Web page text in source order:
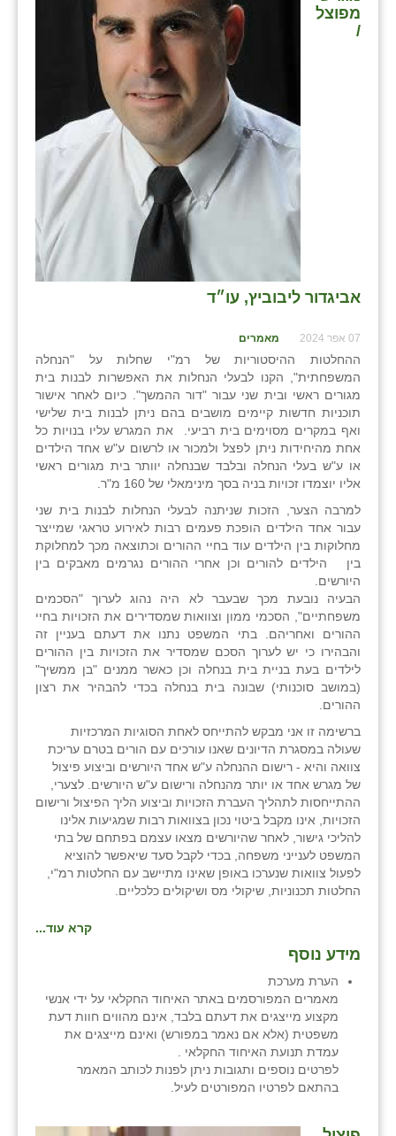
מפוצל
/
אביגדור ליבוביץ, עו״ד
07 אפר 2024 מאמרים
ההחלטות ההיסטוריות של רמ"י שחלות על "הנחלה
המשפחתית", הקנו לבעלי הנחלות את האפשרות לבנות בית
מגורים ראשי ובית שני עבור "דור ההמשך". כיום לאחר אישור
תוכניות חדשות קיימים מושבים בהם ניתן לבנות בית שלישי
ואף במקרים מסוימים בית רביעי. את המגרש עליו בנויות כל
אחת מהיחידות ניתן לפצל ולמכור או לרשום ע"ש אחד הילדים
או ע"ש בעלי הנחלה ובלבד שבנחלה יוותר בית מגורים ראשי
אליו יוצמדו זכויות בניה בסך מינימאלי של 160 מ"ר.
למרבה הצער, הזכות שניתנה לבעלי הנחלות לבנות בית שני
עבור אחד הילדים הופכת פעמים רבות לאירוע טראגי שמייצר
מחלוקות בין הילדים עוד בחיי ההורים וכתוצאה מכך למחלוקת
בין הילדים להורים וכן אחרי ההורים נגרמים מאבקים בין
היורשים.
הבעיה נובעת מכך שבעבר לא היה נהוג לערוך "הסכמים
משפחתיים", הסכמי ממון וצוואות שמסדירים את הזכויות בחיי
ההורים ואחריהם. בתי המשפט נתנו את דעתם בעניין זה
והבהירו כי יש לערוך הסכם שמסדיר את הזכויות בין ההורים
לילדים בעת בניית בית בנחלה וכן כאשר ממנים "בן ממשיך"
(במושב סוכנותי) שבונה בית בנחלה בכדי להבהיר את רצון
ההורים.
ברשימה זו אני מבקש להתייחס לאחת הסוגיות המרכזיות
שעולה במסגרת הדיונים שאנו עורכים עם הורים בטרם עריכת
צוואה והיא - רישום ההנחלה ע"ש אחד היורשים וביצוע פיצול
של מגרש אחד או יותר מהנחלה ורישום ע"ש היורשים. לצערי,
ההתייחסות לתהליך העברת הזכויות וביצוע הליך הפיצול ורישום
הזכויות, אינו מקבל ביטוי נכון בצוואות רבות שמגיעות אלינו
להליכי גישור, לאחר שהיורשים מצאו עצמם בפתחם של בתי
המשפט לענייני משפחה, בכדי לקבל סעד שיאפשר להוציא
לפעול צוואות שנערכו באופן שאינו מתיישב עם החלטות רמ"י,
החלטות תכנוניות, שיקולי מס ושיקולים כלכליים.
קרא עוד...
מידע נוסף
הערת מערכת
מאמרים המפורסמים באתר האיחוד החקלאי על ידי אנשי
מקצוע מייצגים את דעתם בלבד, אינם מהווים חוות דעת
משפטית (אלא אם נאמר במפורש) ואינם מייצגים את
עמדת תנועת האיחוד החקלאי .
לפרטים נוספים ותגובות ניתן לפנות לכותב המאמר
בהתאם לפרטיו המפורטים לעיל.
בני ציון
גנות
ורד יריחו
דקל
זוהר
הדר עם
חבצלת השרון
חמרה
חרב לאת
יבול (מורג)
יקנעם
כליל
יד השמונה
כפר אביב
כפר ביאליק
כפר הרי״ף
כפר מישר
כפר מע״ש
כפר שמריהו
מגשימים